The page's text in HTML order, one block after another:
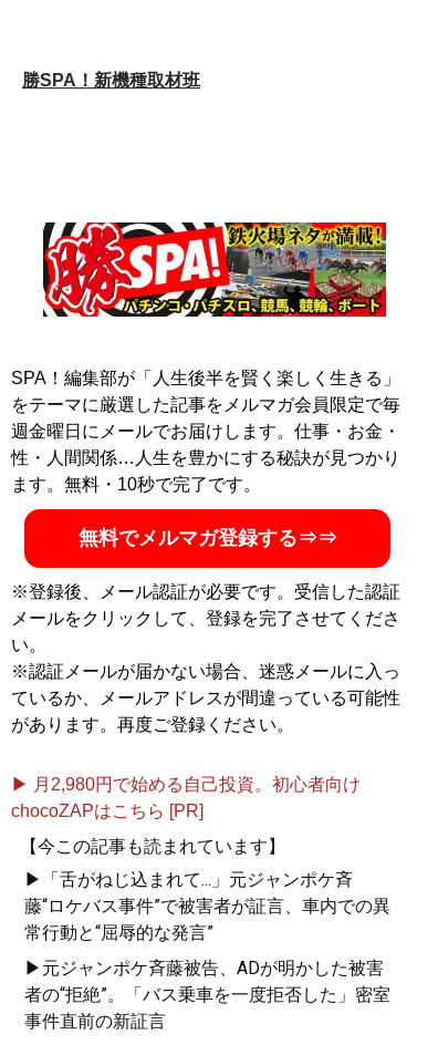
勝SPA！新機種取材班
SPA！編集部が「人生後半を賢く楽しく生きる」
をテーマに厳選した記事をメルマガ会員限定で毎
週金曜日にメールでお届けします。仕事・お金・
性・人間関係…人生を豊かにする秘訣が見つかり
ます。無料・10秒で完了です。
無料でメルマガ登録する⇒⇒
※登録後、メール認証が必要です。受信した認証
メールをクリックして、登録を完了させてくださ
い。
※認証メールが届かない場合、迷惑メールに入っ
ているか、メールアドレスが間違っている可能性
があります。再度ご登録ください。
▶ 月2,980円で始める自己投資。初心者向け
chocoZAPはこちら [PR]
【今この記事も読まれています】
▶「舌がねじ込まれて...」元ジャンポケ斉
藤“ロケバス事件”で被害者が証言、車内での異
常行動と“屈辱的な発言”
▶元ジャンポケ斉藤被告、ADが明かした被害
者の“拒絶”。「バス乗車を一度拒否した」密室
事件直前の新証言